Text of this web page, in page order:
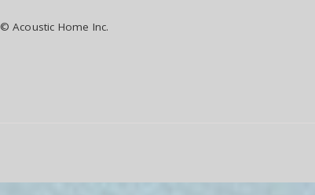
© Acoustic Home Inc.